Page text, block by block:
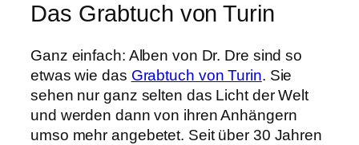
Das Grabtuch von Turin
Ganz einfach: Alben von Dr. Dre sind so
etwas wie das Grabtuch von Turin. Sie
sehen nur ganz selten das Licht der Welt
und werden dann von ihren Anhängern
umso mehr angebetet. Seit über 30 Jahren